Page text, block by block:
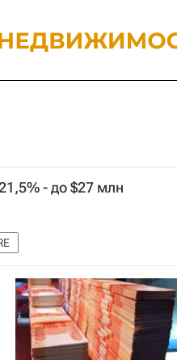
- до $27 млн